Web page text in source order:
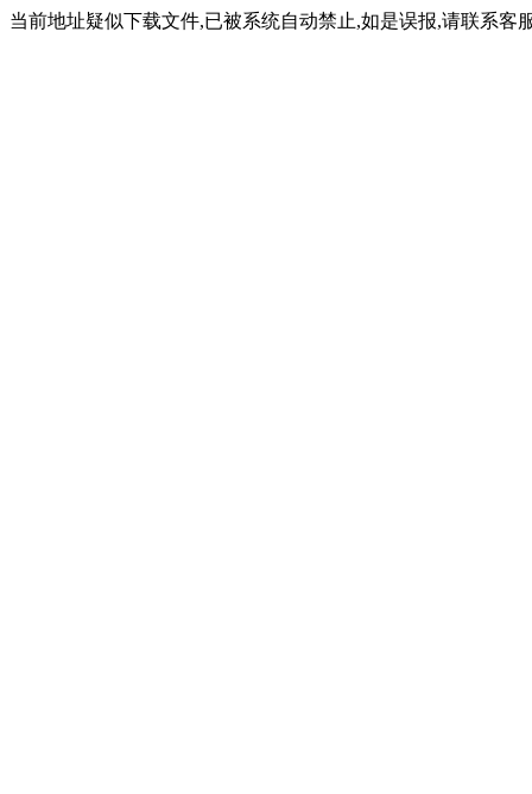
当前地址疑似下载文件,已被系统自动禁止,如是误报,请联系客